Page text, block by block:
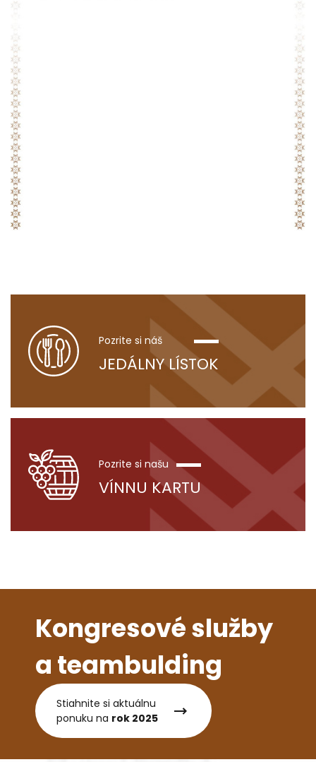
Pozrite si náš
JEDÁLNY LÍSTOK
Pozrite si našu
VÍNNU KARTU
Kongresové služby
a teambulding
Stiahnite si aktuálnu
ponuku na rok 2025